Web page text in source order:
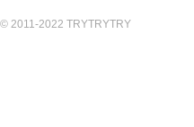
© 2011-2022 TRYTRYTRY